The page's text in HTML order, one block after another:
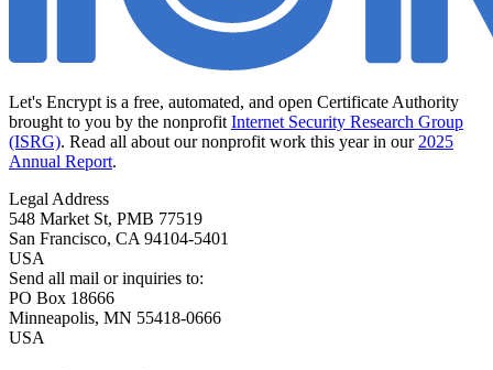
Let's Encrypt is a free, automated, and open Certificate Authority
brought to you by the nonprofit Internet Security Research Group
(ISRG). Read all about our nonprofit work this year in our 2025
Annual Report.
Legal Address
548 Market St, PMB 77519
San Francisco, CA 94104-5401
USA
Send all mail or inquiries to:
PO Box 18666
Minneapolis, MN 55418-0666
USA